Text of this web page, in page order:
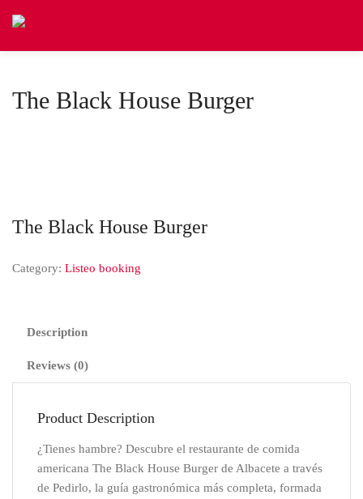
The Black House Burger
The Black House Burger
Category: Listeo booking
Description
Reviews (0)
Product Description
¿Tienes hambre? Descubre el restaurante de comida
americana The Black House Burger de Albacete a través
de Pedirlo, la guía gastronómica más completa, formada